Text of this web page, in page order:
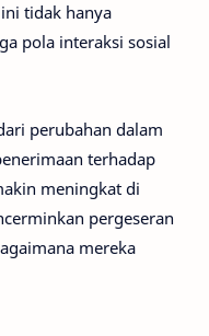
tidak hanya
pola interaksi sosial
perubahan dalam
terhadap
meningkat di
pergeseran
mereka